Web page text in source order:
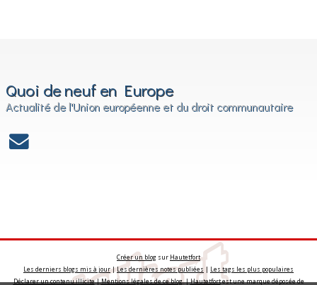
Quoi de neuf en Europe
Actualité de l'Union européenne et du droit communautaire
Créer un blog sur Hautetfort
Les derniers blogs mis à jour|Les dernières notes publiées | Les tags les plus populaires
Déclarer un contenu illicite|Mentions légales de ce blog|Hautetfortest une marque déposée de